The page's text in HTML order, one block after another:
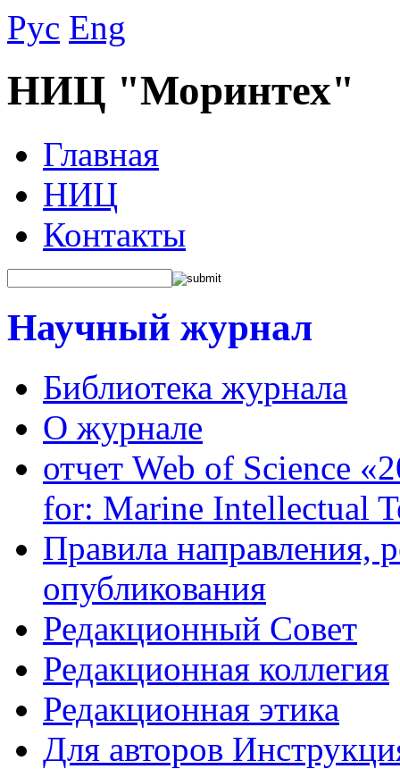
Рус Eng
НИЦ "Моринтех"
Главная
НИЦ
Контакты
Научный журнал
Библиотека журнала
О журнале
отчет Web of Science
for: Marine Intellectual
Правила направления,
опубликования
Редакционный Совет
Редакционная коллегия
Редакционная этика
Для авторов